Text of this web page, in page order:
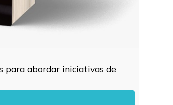
para abordar iniciativas de